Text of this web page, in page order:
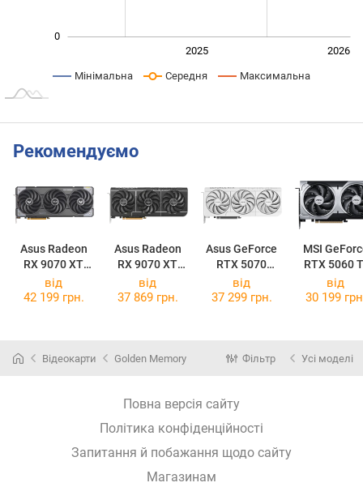
0
2025 2026
Мінімальна Середня Максимальна
Рекомендуємо
Asus Radeon
RX 9070 XT
TUF Gaming
OC 16GB
Asus Radeon
RX 9070 XT
Prime OC 16GB
Asus GeForce
RTX 5070
Prime OC White
MSI
RTX 5060
16G
2X OC
від
42 199 грн.
від
37 869 грн.
від
37 299 грн.
від
30 199
Відеокарти Golden Memory Фільтр Усі моделі
Повна версія сайту
Політика конфіденційності
Запитання й побажання щодо сайту
Магазинам